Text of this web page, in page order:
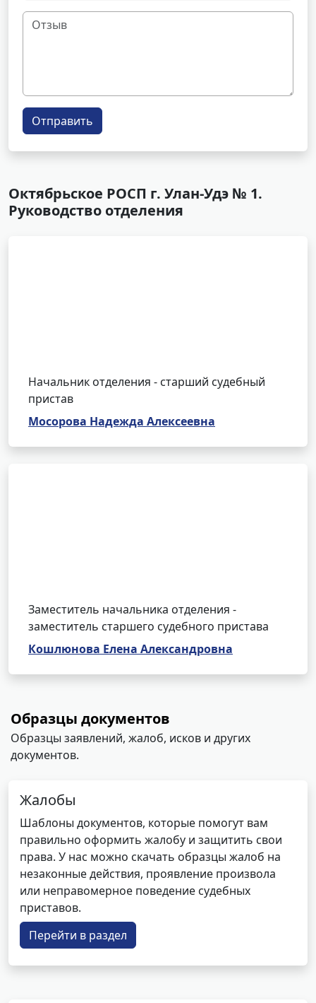
Отправить
Октябрьское РОСП г. Улан-Удэ № 1.
Руководство отделения
Начальник отделения - старший судебный
пристав
Мосорова Надежда Алексеевна
Заместитель начальника отделения -
заместитель старшего судебного пристава
Кошлюнова Елена Александровна
Образцы документов
Образцы заявлений, жалоб, исков и других
документов.
Жалобы
Шаблоны документов, которые помогут вам
правильно оформить жалобу и защитить свои
права. У нас можно скачать образцы жалоб на
незаконные действия, проявление произвола
или неправомерное поведение судебных
приставов.
Перейти в раздел